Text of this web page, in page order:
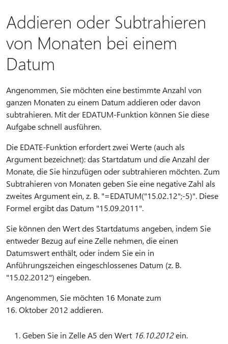
Addieren oder Subtrahieren
von Monaten bei einem
Datum
Angenommen, Sie möchten eine bestimmte Anzahl von
ganzen Monaten zu einem Datum addieren oder davon
subtrahieren. Mit der EDATUM-Funktion können Sie diese
Aufgabe schnell ausführen.
Die EDATE-Funktion erfordert zwei Werte (auch als
Argument bezeichnet): das Startdatum und die Anzahl der
Monate, die Sie hinzufügen oder subtrahieren möchten. Zum
Subtrahieren von Monaten geben Sie eine negative Zahl als
zweites Argument ein, z. B. "=EDATUM("15.02.12";-5)". Diese
Formel ergibt das Datum "15.09.2011".
Sie können den Wert des Startdatums angeben, indem Sie
entweder Bezug auf eine Zelle nehmen, die einen
Datumswert enthält, oder indem Sie ein in
Anführungszeichen eingeschlossenes Datum (z. B.
"15.02.2012") eingeben.
Angenommen, Sie möchten 16 Monate zum
16. Oktober 2012 addieren.
Geben Sie in Zelle A5 den Wert 16.10.2012ein.